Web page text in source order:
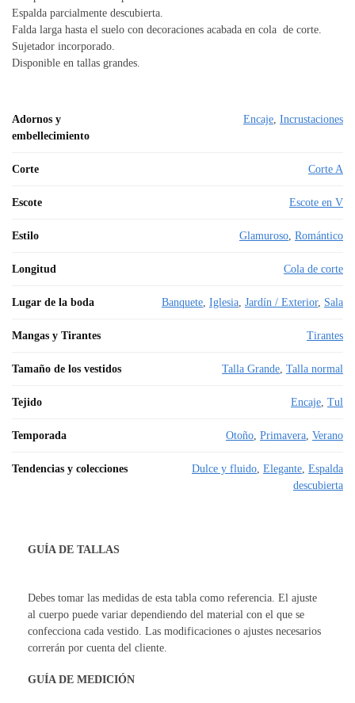
Espalda parcialmente descubierta.
Falda larga hasta el suelo con decoraciones acabada en cola de corte.
Sujetador incorporado.
Disponible en tallas grandes.
Adornos y
embellecimiento
Encaje Incrustaciones
Corte Corte A
Escote Escote en V
Estilo Glamuroso Romántico
Longitud Cola de corte
Lugar de la boda Banquete Iglesia Jardín / Exterior, Sala
Mangas y Tirantes Tirantes
Tamaño de los vestidos Talla Grande Talla normal
Tejido Encaje Tul
Temporada Otoño Primavera Verano
Tendencias y colecciones Dulce y fluido Elegante Espalda
descubierta
GUÍA DE TALLAS
Debes tomar las medidas de esta tabla como referencia. El ajuste
al cuerpo puede variar dependiendo del material con el que se
confecciona cada vestido. Las modificaciones o ajustes necesarios
correrán por cuenta del cliente.
GUÍA DE MEDICIÓN